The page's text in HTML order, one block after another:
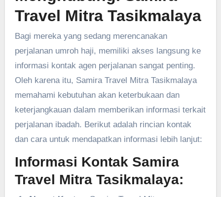
Travel Mitra Tasikmalaya
Bagi mereka yang sedang merencanakan
perjalanan umroh haji, memiliki akses langsung ke
informasi kontak agen perjalanan sangat penting.
Oleh karena itu, Samira Travel Mitra Tasikmalaya
memahami kebutuhan akan keterbukaan dan
keterjangkauan dalam memberikan informasi terkait
perjalanan ibadah. Berikut adalah rincian kontak
dan cara untuk mendapatkan informasi lebih lanjut:
Informasi Kontak Samira
Travel Mitra Tasikmalaya: